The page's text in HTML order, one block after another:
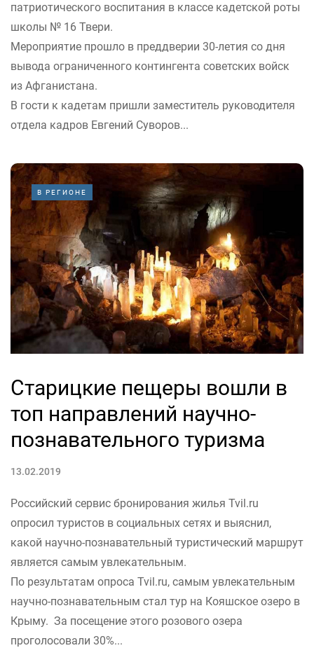
патриотического воспитания в классе кадетской роты
школы № 16 Твери.
Мероприятие прошло в преддверии 30-летия со дня
вывода ограниченного контингента советских войск
из Афганистана.
В гости к кадетам пришли заместитель руководителя
отдела кадров Евгений Суворов...
В РЕГИОНЕ
Старицкие пещеры вошли в
топ направлений научно-
познавательного туризма
13.02.2019
Российский сервис бронирования жилья Tvil.ru
опросил туристов в социальных сетях и выяснил,
какой научно-познавательный туристический маршрут
является самым увлекательным.
По результатам опроса Tvil.ru, самым увлекательным
научно-познавательным стал тур на Кояшское озеро в
Крыму. За посещение этого розового озера
проголосовали 30%...